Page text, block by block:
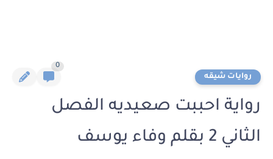
روايات شيقه
0
رواية احببت صعيديه الفصل
الثاني 2 بقلم وفاء يوسف